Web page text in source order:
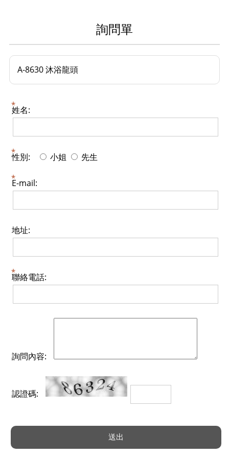
詢問單
A-8630 沐浴龍頭
姓名:
性別: 小姐 先生
E-mail:
地址:
聯絡電話:
詢問內容:
認證碼: